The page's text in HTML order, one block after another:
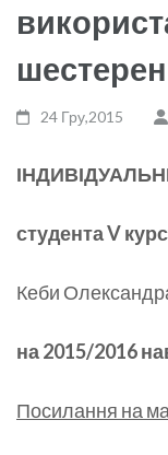
24 Гру,2015
студентаV
Кеби
на 2015/2016
Посилання на